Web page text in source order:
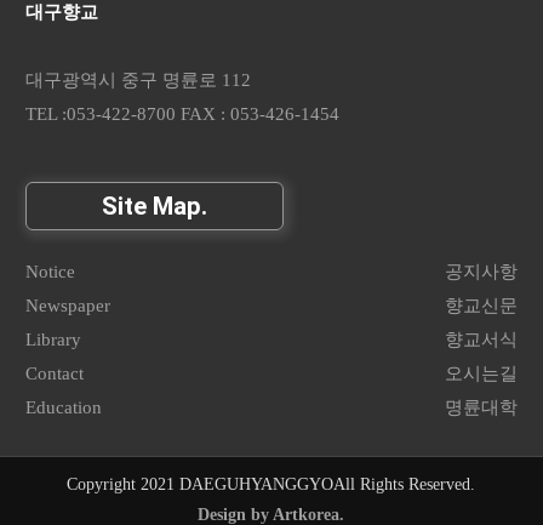
대구향교
대구광역시 중구 명륜로 112
TEL :053-422-8700 FAX : 053-426-1454
Site Map.
Notice
공지사항
Newspaper
향교신문
Library
향교서식
Contact
오시는길
Education
명륜대학
Copyright 2021 DAEGUHYANGGYOAll Rights Reserved.
Design by Artkorea.